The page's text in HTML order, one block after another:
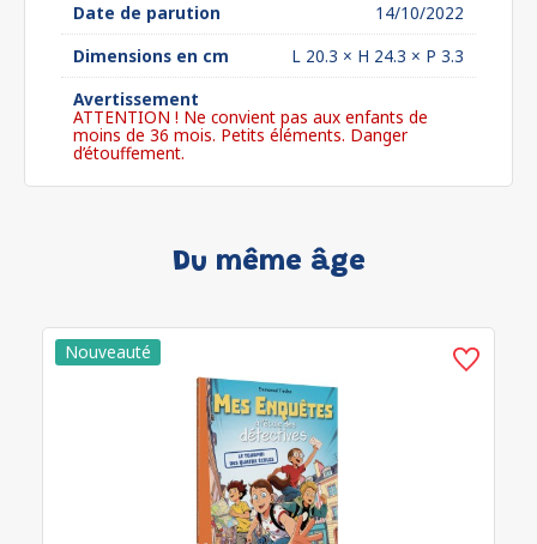
Date de parution
14/10/2022
Dimensions en cm
L 20.3 × H 24.3 × P 3.3
Avertissement
ATTENTION ! Ne convient pas aux enfants de
moins de 36 mois. Petits éléments. Danger
d’étouffement.
Du même âge